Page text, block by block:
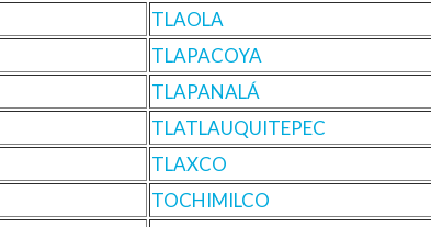
TLAOLA
TLAPACOYA
TLAPANALÁ
TLATLAUQUITEPEC
TLAXCO
TOCHIMILCO